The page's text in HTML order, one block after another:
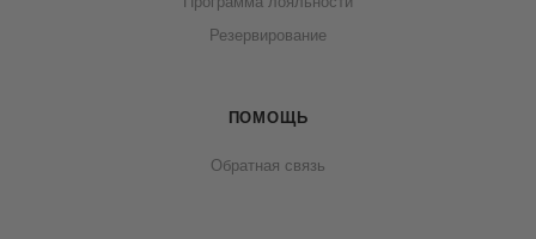
Резервирование
ПОМОЩЬ
Обратная связь